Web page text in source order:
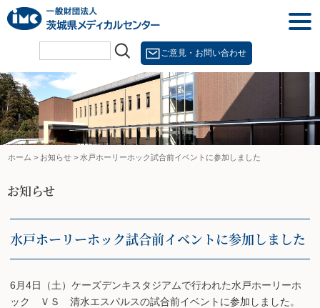
Skip
to
content
ご意見・お問い合わせ
ホーム > お知らせ > 水戸ホーリーホック試合前イベントに参加しました
お知らせ
水戸ホーリーホック試合前イベントに参加しました
6月4日（土）ケーズデンキスタジアムで行われた水戸ホーリーホ
ック ＶＳ 清水エスパルスの試合前イベントに参加しました。